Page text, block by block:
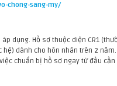
chong-sang-my/
dụng. Hồ sơ thuộc diện CR1
dành cho hôn nhân trên 2
chuẩn bị hồ sơ ngay từ đầu